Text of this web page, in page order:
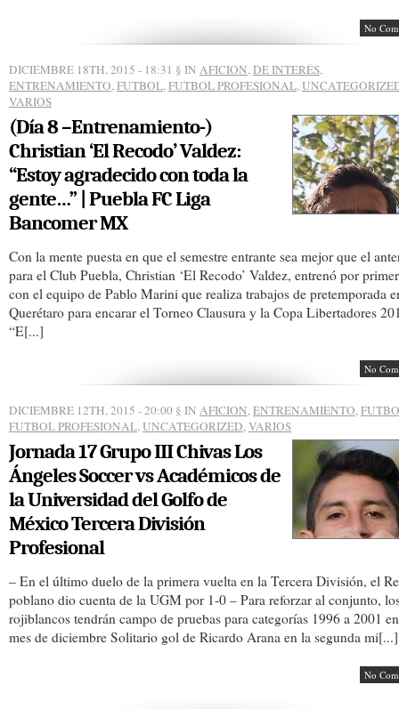
No
DICIEMBRE 18TH, 2015 - 18:31 § IN AFICION,DE INTERÉS,
ENTRENAMIENTO,FUTBOL,FUTBOL PROFESIONAL,
VARIOS
(Día 8 –Entrenamiento-)
Christian ‘El Recodo’ Valdez:
“Estoy agradecido con toda la
gente…” | Puebla FC Liga
Bancomer MX
Con la mente puesta en que el semestre entrante sea mejor que el
para el Club Puebla, Christian ‘El Recodo’ Valdez, entrenó por
con el equipo de Pablo Marini que realiza trabajos de pretemporada
Querétaro para encarar el Torneo Clausura y la Copa Libertadores
“E[...]
No
DICIEMBRE 12TH, 2015 - 20:00 § IN AFICION,ENTRENAMIENTO,
FUTBOL PROFESIONAL,UNCATEGORIZED,VARIOS
Jornada 17 Grupo III Chivas Los
Ángeles Soccer vs Académicos de
la Universidad del Golfo de
México Tercera División
Profesional
– En el último duelo de la primera vuelta en la Tercera División, el
poblano dio cuenta de la UGM por 1-0 – Para reforzar al conjunto,
rojiblancos tendrán campo de pruebas para categorías 1996 a 2001
mes de diciembre Solitario gol de Ricardo Arana en la segunda mi[...]
No